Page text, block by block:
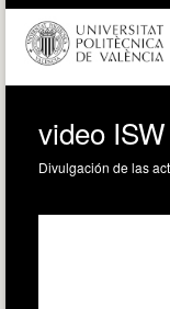
video ISW
Divulgación de las